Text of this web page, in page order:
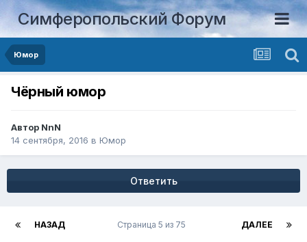
Симферопольский Форум
Юмор
Чёрный юмор
Автор NnN
14 сентября, 2016 в Юмор
Ответить
НАЗАД ДАЛЕЕ
Страница 5 из 75